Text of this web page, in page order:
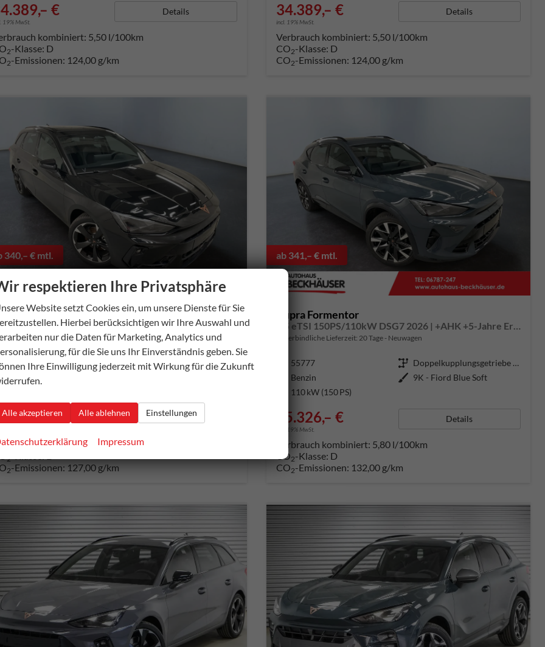
€
19% MwSt.
Details
kombiniert: 5,50 l/100km
2-Klasse: D
2-Emissionen: 124,00 g/km
34.389,– €
incl. 19% MwSt.
Details
Verbrauch kombiniert: 5,50 l/100km
CO2-Klasse: D
CO2-Emissionen: 124,00 g/km
340,– € mtl.
Leon Sportstourer
1.5 eTSI 150PS/110kW DSG7 2026 +EDGE+PANO+INTELLIGENT DRIVE
Lieferzeit: 5 Wochen Neuwagen
55871 Getriebe
Doppelkupplungsgetriebe (DSG)
Kraftstoff Benzin
35.267,– € Details
kombiniert: 5,60 l/100km
2
2-Emissionen: 127,00 g/km
ab 341,– € mtl.
Cupra Formentor
1.5 eTSI 150PS/110kW DSG7 2026 | +AHK +5-Jahre Erw. Garantie +NAVI +UPGRADE-Paket
unverbindliche Lieferzeit: 20 Tage Neuwagen
55777 Getriebe
Doppelkupplungsgetriebe (DSG)
Benzin Außenfarbe 9K - Fiord Blue Soft
110 kW (150 PS)
35.326,– €
incl. 19% MwSt.
Details
Verbrauch kombiniert: 5,80 l/100km
CO2-Klasse: D
CO2-Emissionen: 132,00 g/km
respektieren Ihre Privatsphäre
Website setzt Cookies ein, um unsere Dienste für Sie
Hierbei berücksichtigen wir Ihre Auswahl und
nur die Daten für Marketing, Analytics und
für die Sie uns Ihr Einverständnis geben. Sie
Ihre Einwilligung jederzeit mit Wirkung für die Zukunft
Alle akzeptieren Alle ablehnen Einstellungen
Impressum